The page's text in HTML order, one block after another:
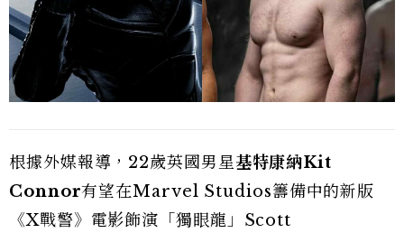
根據外媒報導，22歲英國男星基特康納Kit
Connor有望在Marvel Studios籌備中的新版
《X戰警》電影飾演「獨眼龍」Scott